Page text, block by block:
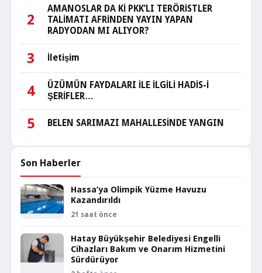
2
AMANOSLAR DA Kİ PKK’LI TERÖRİSTLER
TALİMATI AFRİNDEN YAYIN YAPAN
RADYODAN MI ALIYOR?
3 İletişim
4
ÜZÜMÜN FAYDALARI İLE İLGİLİ HADİS-İ
ŞERİFLER…
5 BELEN SARIMAZI MAHALLESİNDE YANGIN
Son Haberler
Hassa’ya Olimpik Yüzme Havuzu
Kazandırıldı
21 saat önce
Hatay Büyükşehir Belediyesi Engelli
Cihazları Bakım ve Onarım Hizmetini
Sürdürüyor